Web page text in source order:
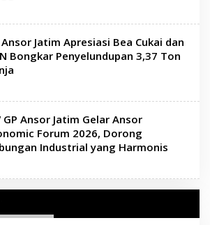
Ansor Jatim Apresiasi Bea Cukai dan
Bongkar Penyelundupan 3,37 Ton
GP Ansor Jatim Gelar Ansor
Forum 2026, Dorong
Industrial yang Harmonis